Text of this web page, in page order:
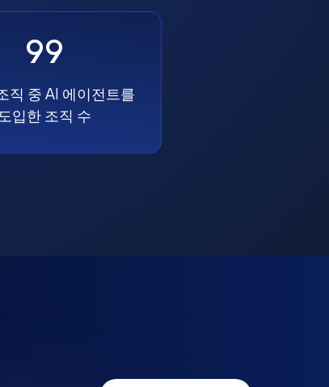
99
직 중 AI 에이전트를
입한 조직 수